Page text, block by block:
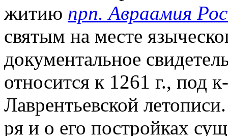
житию прп. Авраамия
святым на месте
документальное
относится к 1261 г., под
Лаврентьевской
ря и о его постройках